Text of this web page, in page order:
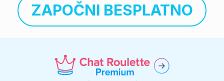
ZAPOČNI BESPLATNO